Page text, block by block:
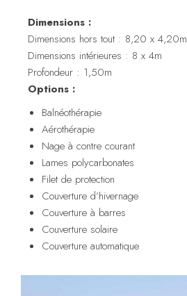
Dimensions :
Dimensions hors tout : 8,20 x 4,20m
Dimensions intérieures : 8 x 4m
Profondeur : 1,50m
Options :
Balnéothérapie
Aérothérapie
Nage à contre courant
Lames polycarbonates
Filet de protection
Couverture d’hivernage
Couverture à barres
Couverture solaire
Couverture automatique